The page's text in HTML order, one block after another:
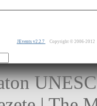
JEvents v2.2.7 Copyright © 2006-2012